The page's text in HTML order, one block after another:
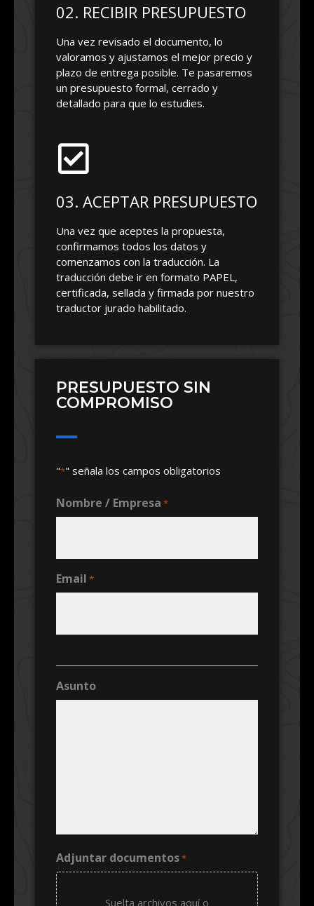
02. RECIBIR PRESUPUESTO
Una vez revisado el documento, lo
valoramos y ajustamos el mejor precio y
plazo de entrega posible. Te pasaremos
un presupuesto formal, cerrado y
detallado para que lo estudies.
03. ACEPTAR PRESUPUESTO
Una vez que aceptes la propuesta,
confirmamos todos los datos y
comenzamos con la traducción. La
traducción debe ir en formato PAPEL,
certificada, sellada y firmada por nuestro
traductor jurado habilitado.
PRESUPUESTO SIN
COMPROMISO
"*" señala los campos obligatorios
Nombre / Empresa *
Email *
Asunto
Adjuntar documentos*
Suelta archivos aquí o